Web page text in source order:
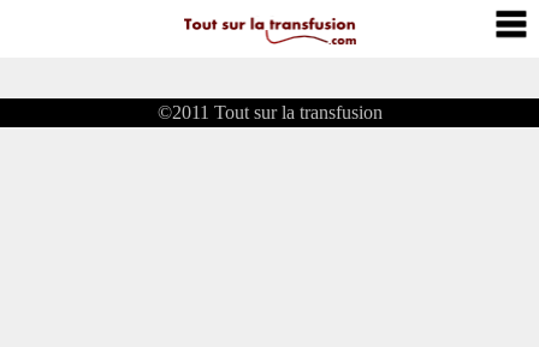
©2011 Tout sur la transfusion